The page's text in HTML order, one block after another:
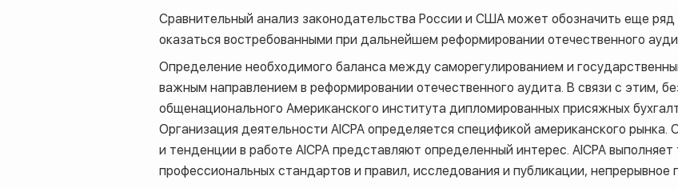
Сравнительный анализ законодательства России и США может обозначить еще
оказаться востребованными при дальнейшем реформировании отечественного
Определение необходимого баланса между саморегулированием и
важным направлением в реформировании отечественного аудита. В связи с этим,
общенационального Американского института дипломированных присяжных
Организация деятельностиAICPA определяется спецификой американского
и тенденции в работеAICPA представляют определенный интерес.AICPA выполняет
профессиональных стандартов и правил, исследования и публикации, непрерывное